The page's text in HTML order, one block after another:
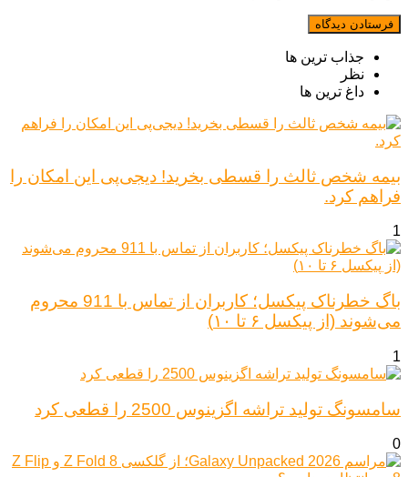
جذاب ترین ها
نظر
داغ ترین ها
بیمه شخص ثالث را قسطی بخرید! دیجی‌پی این امکان را
فراهم کرد.
1
باگ خطرناک پیکسل؛ کاربران از تماس با 911 محروم
می‌شوند (از پیکسل ۶ تا ۱۰)
1
سامسونگ تولید تراشه اگزینوس 2500 را قطعی کرد
0